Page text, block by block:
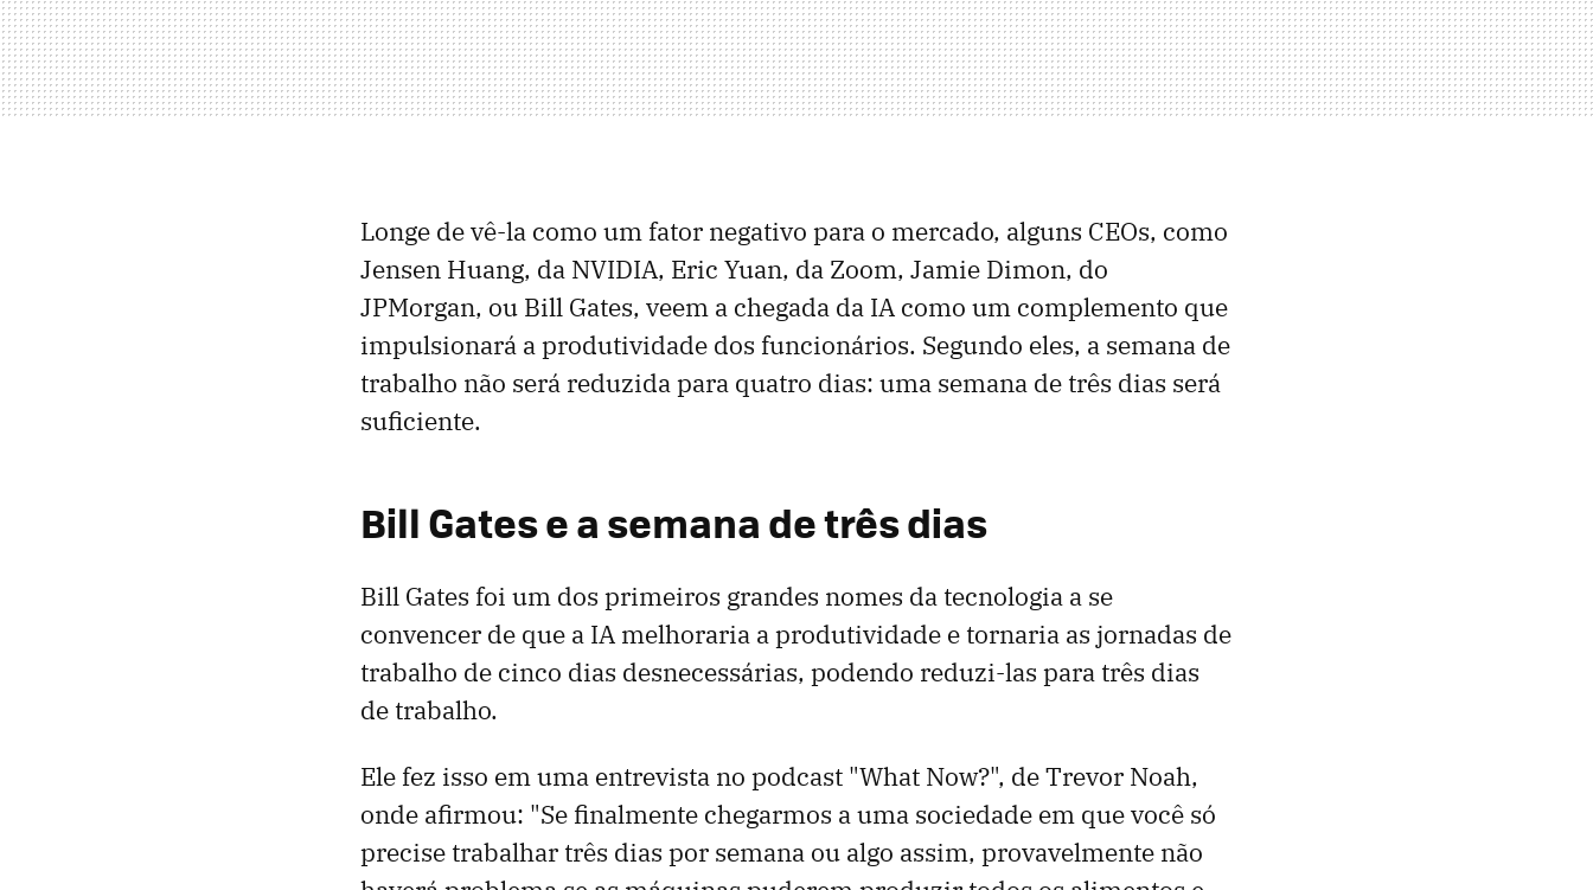
Longe de vê-la como um fator negativo para o mercado, alguns CEOs, como
Jensen Huang, da NVIDIA, Eric Yuan, da Zoom, Jamie Dimon, do
JPMorgan, ou Bill Gates, veem a chegada da IA ​​como um complemento que
impulsionará a produtividade dos funcionários. Segundo eles, a semana de
trabalho não será reduzida para quatro dias: uma semana de três dias será
suficiente.
Bill Gates e a semana de três dias
Bill Gates foi um dos primeiros grandes nomes da tecnologia a se
convencer de que a IA melhoraria a produtividade e tornaria as jornadas de
trabalho de cinco dias desnecessárias, podendo reduzi-las para três dias
de trabalho.
Ele fez isso em uma entrevista no podcast "What Now?", de Trevor Noah,
onde afirmou: "Se finalmente chegarmos a uma sociedade em que você só
precise trabalhar três dias por semana ou algo assim, provavelmente não